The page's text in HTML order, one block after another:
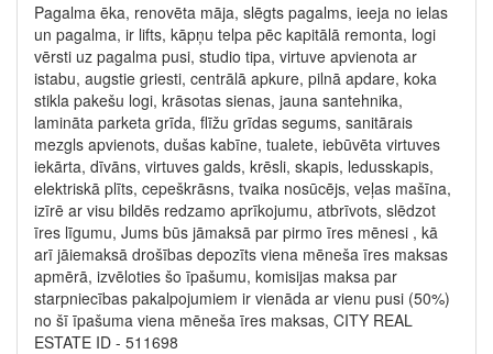
Pagalma ēka, renovēta māja, slēgts pagalms, ieeja no ielas
un pagalma, ir lifts, kāpņu telpa pēc kapitālā remonta, logi
vērsti uz pagalma pusi, studio tipa, virtuve apvienota ar
istabu, augstie griesti, centrālā apkure, pilnā apdare, koka
stikla pakešu logi, krāsotas sienas, jauna santehnika,
lamināta parketa grīda, flīžu grīdas segums, sanitārais
mezgls apvienots, dušas kabīne, tualete, iebūvēta virtuves
iekārta, dīvāns, virtuves galds, krēsli, skapis, ledusskapis,
elektriskā plīts, cepeškrāsns, tvaika nosūcējs, veļas mašīna,
izīrē ar visu bildēs redzamo aprīkojumu, atbrīvots, slēdzot
īres līgumu, Jums būs jāmaksā par pirmo īres mēnesi , kā
arī jāiemaksā drošības depozīts viena mēneša īres maksas
apmērā, izvēloties šo īpašumu, komisijas maksa par
starpniecības pakalpojumiem ir vienāda ar vienu pusi (50%)
no šī īpašuma viena mēneša īres maksas, CITY REAL
ESTATE ID - 511698